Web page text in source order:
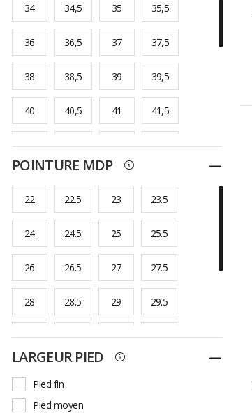
34 34,5 35 35,5
36 36,5 37 37,5
38 38,5 39 39,5
40 40,5 41 41,5
42 42,5 43 43,5
46 46,5 47 47,5
48 48,5
POINTURE MDP Replier
22 22.5 23 23.5
24 24.5 25 25.5
26 26.5 27 27.5
28 28.5 29 29.5
30 30.5 31 31.5
LARGEUR PIED Replier
Pied fin
Pied moyen